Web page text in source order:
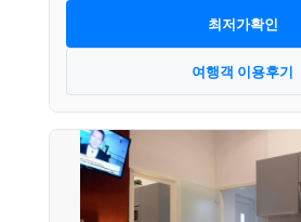
최저가확인
여행객 이용후기